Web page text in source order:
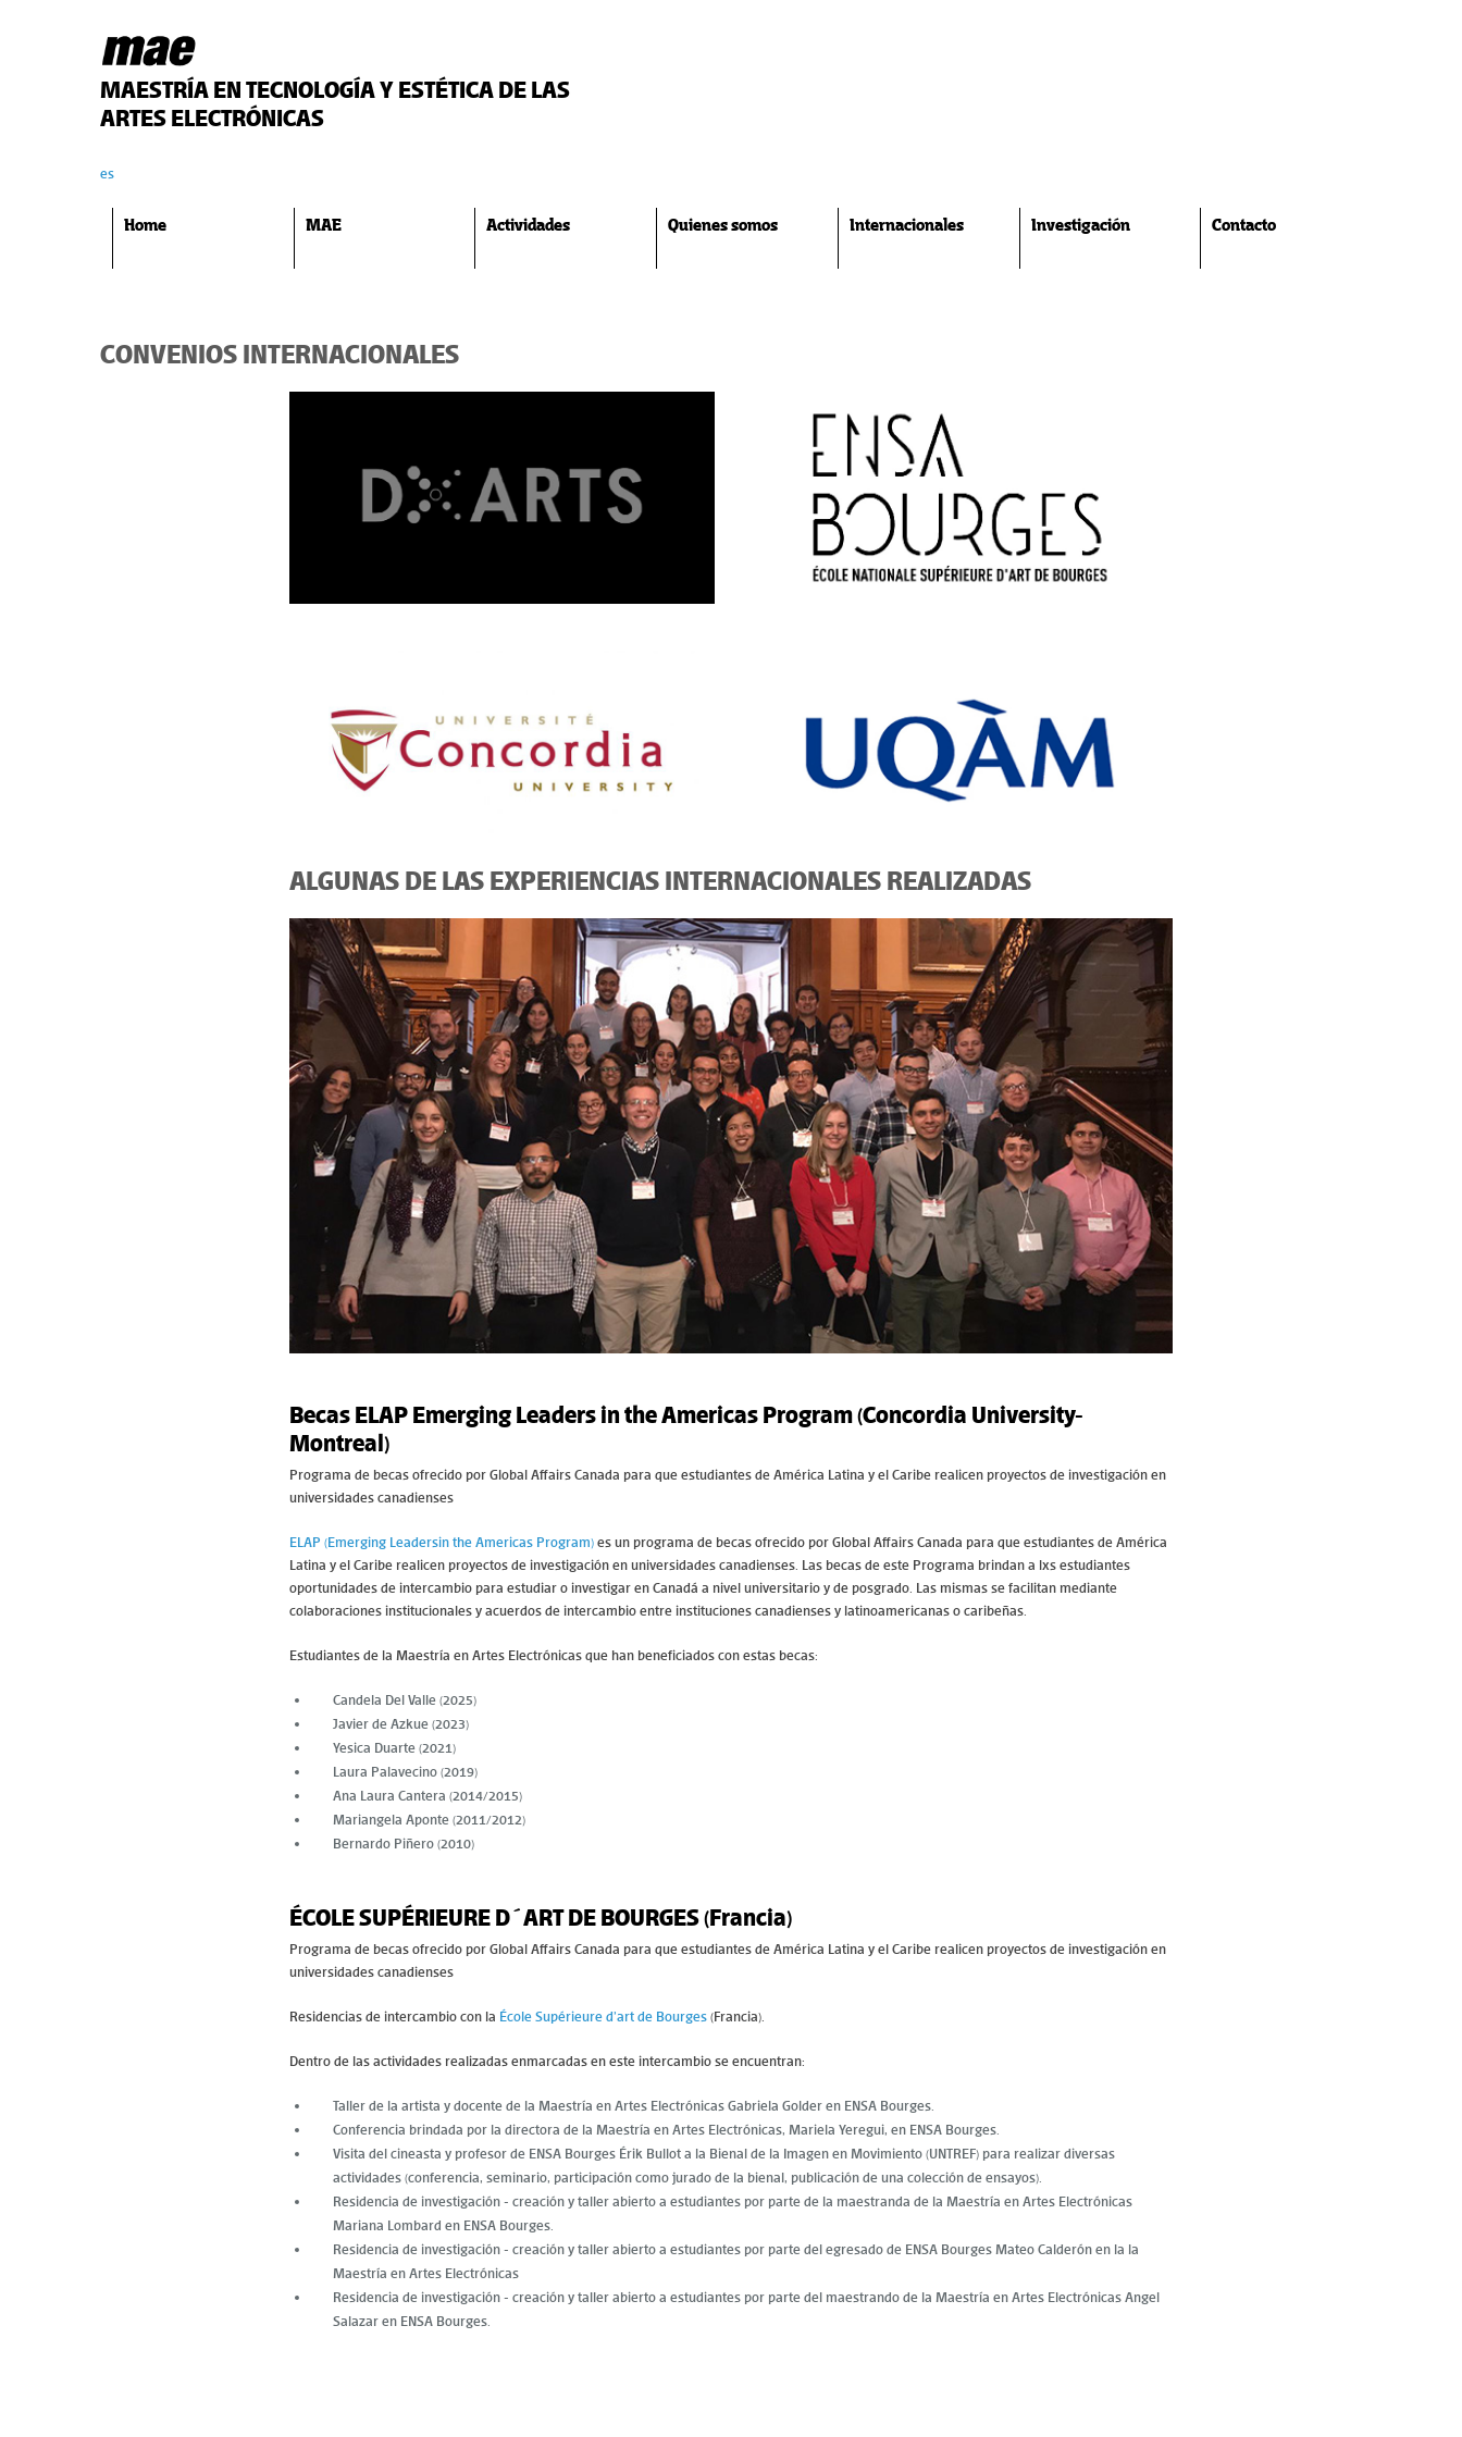
MAESTRÍA EN TECNOLOGÍA Y ESTÉTICA DE LAS
ARTES ELECTRÓNICAS
es
Home MAE Actividades Quienes somos Internacionales Investigación Contacto
CONVENIOS INTERNACIONALES
ALGUNAS DE LAS EXPERIENCIAS INTERNACIONALES REALIZADAS
Becas ELAP Emerging Leaders in the Americas Program (Concordia University-
Montreal)
Programa de becas ofrecido por Global Affairs Canada para que estudiantes de América Latina y el Caribe realicen proyectos de investigación en
universidades canadienses
ELAP (Emerging Leadersin the Americas Program) es un programa de becas ofrecido por Global Affairs Canada para que estudiantes de América
Latina y el Caribe realicen proyectos de investigación en universidades canadienses. Las becas de este Programa brindan a lxs estudiantes
oportunidades de intercambio para estudiar o investigar en Canadá a nivel universitario y de posgrado. Las mismas se facilitan mediante
colaboraciones institucionales y acuerdos de intercambio entre instituciones canadienses y latinoamericanas o caribeñas.
Estudiantes de la Maestría en Artes Electrónicas que han beneficiados con estas becas:
Candela Del Valle (2025)
Javier de Azkue (2023)
Yesica Duarte (2021)
Laura Palavecino (2019)
Ana Laura Cantera (2014/2015)
Mariangela Aponte (2011/2012)
Bernardo Piñero (2010)
ÉCOLE SUPÉRIEURE D´ART DE BOURGES (Francia)
Programa de becas ofrecido por Global Affairs Canada para que estudiantes de América Latina y el Caribe realicen proyectos de investigación en
universidades canadienses
Residencias de intercambio con la École Supérieure d’art de Bourges (Francia).
Dentro de las actividades realizadas enmarcadas en este intercambio se encuentran:
Taller de la artista y docente de la Maestría en Artes Electrónicas Gabriela Golder en ENSA Bourges.
Conferencia brindada por la directora de la Maestría en Artes Electrónicas, Mariela Yeregui, en ENSA Bourges.
Visita del cineasta y profesor de ENSA Bourges Érik Bullot a la Bienal de la Imagen en Movimiento (UNTREF) para realizar diversas
actividades (conferencia, seminario, participación como jurado de la bienal, publicación de una colección de ensayos).
Residencia de investigación - creación y taller abierto a estudiantes por parte de la maestranda de la Maestría en Artes Electrónicas
Mariana Lombard en ENSA Bourges.
Residencia de investigación - creación y taller abierto a estudiantes por parte del egresado de ENSA Bourges Mateo Calderón en la la
Maestría en Artes Electrónicas
Residencia de investigación - creación y taller abierto a estudiantes por parte del maestrando de la Maestría en Artes Electrónicas Angel
Salazar en ENSA Bourges.